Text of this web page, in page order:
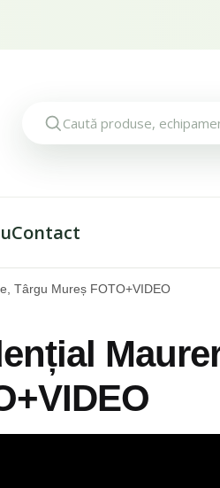
Contact
Târgu Mureș FOTO+VIDEO